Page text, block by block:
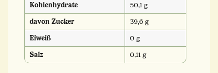
Kohlenhydrate
50,1 g
davon Zucker
39,6 g
Eiweiß
0 g
Salz
0,11 g